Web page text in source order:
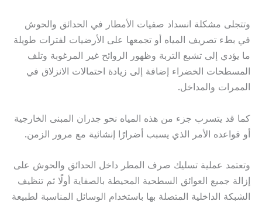
وتتجلى مشكلة انسداد صفيات الأمطار في الحدائق والحوش
في بطء تصريف المياه أو تجمعها على الأرضيات لفترات طويلة
ما يؤدي إلى تشبع التربة وظهور الروائح غير المرغوبة وتلف
المسطحات الخضراء إضافة إلى زيادة احتمالات الانزلاق في
الممرات والمداخل.
كما قد يتسرب جزء من هذه المياه نحو جدران المبنى الخارجية
أو قواعده الأمر الذي يسبب أضرارًا إنشائية مع مرور الزمن.
وتعتمد عملية تسليك صرف المطر داخل الحدائق والحوش على
إزالة جميع العوائق السطحية المحيطة بالصفاية أولًا ثم تنظيف
الشبكة الداخلية المتصلة بها باستخدام الوسائل المناسبة لطبيعة